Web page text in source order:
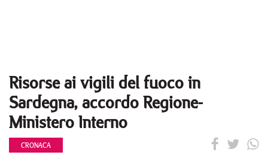
Risorse ai vigili del fuoco in
Sardegna, accordo Regione-
Ministero Interno
CRONACA